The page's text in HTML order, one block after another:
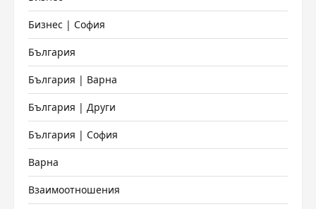
Бизнес | София
България
България | Варна
България | Други
България | София
Варна
Взаимоотношения